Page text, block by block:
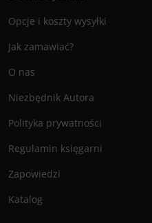
Opcje i koszty wysyłki
Jak zamawiać?
O nas
Niezbędnik Autora
Polityka prywatności
Regulamin księgarni
Zapowiedzi
Katalog